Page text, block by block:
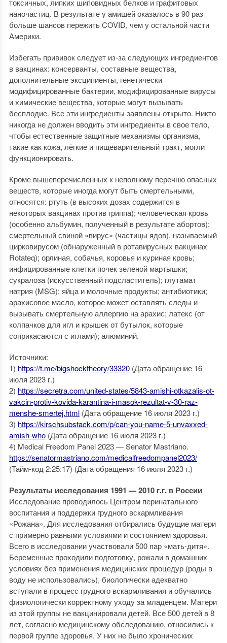
токсичных, липких шиповидных белков и графитовых
наночастиц. В результате у амишей оказалось в 90 раз
больше шансов пережить COVID, чем у остальной части
Америки.
Избегать прививок следует из-за следующих ингредиентов
в вакцинах: консерванты, составные вещества,
дополнительные эксципиенты, генетически
модифицированные бактерии, модифицированные вирусы
и химические вещества, которые могут вызывать
бесплодие. Все эти ингредиенты заявлены открыто. Никто
никогда не должен вводить эти ингредиенты в свое тело,
чтобы естественные защитные механизмы организма,
такие как кожа, лёгкие и пищеварительный тракт, могли
функционировать.
Кроме вышеперечисленных к неполному перечню опасных
веществ, которые иногда могут быть смертельными,
относятся: ртуть (в высоких дозах содержится в
некоторых вакцинах против гриппа); человеческая кровь
(особенно альбумин, полученный в результате абортов);
смертельный свиной «вирус» (частицы ядов), называемый
цирковирусом (обнаруженный в ротавирусных вакцинах
Rotateq); орлиная, собачья, коровья и куриная кровь;
инфицированные клетки почек зеленой мартышки;
сукралоза (искусственный подсластитель); глутамат
натрия (MSG); яйца и молочные продукты; антибиотики;
арахисовое масло, которое может оставлять следы и
вызывать смертельную аллергию на арахис; латекс (от
колпачков для игл и крышек от бутылок, которые
соприкасаются с иглами); алюминий.
Источники:
1) https://t.me/bigshocktheory/33320(Дата обращение 16
июля 2023 г.)
2) https://secretra.com/united-states/5843-amishi-otkazalis-ot-
vakcin-protiv-kovida-karantina-i-masok-rezultat-v-30-raz-
menshe-smertej.html(Дата обращение 16 июля 2023 г.)
3) https://kirschsubstack.com/p/can-you-name-5-unvaxxed-
amish-who(Дата обращение 16 июля 2023 г.)
4) Medical Freedom Panel 2023 — Senator Mastriano.
https://senatormastriano.com/medicalfreedompanel2023/
(Тайм-код 2:25:17) (Дата обращения 16 июля 2023 г.)
Результаты исследования 1991 — 2010 г.г. в России
Исследование проводилось Центром перинатального
воспитания и поддержки грудного вскармливания
«Рожана». Для исследования отбирались будущие матери
с примерно равными условиями и состоянием здоровья.
Всего в исследовании участвовали 500 пар «мать-дитя».
Беременные проходили подготовку, рожали в домашних
условиях без применения медицинских процедур (роды в
воду не использовались), биологически адекватно
вступали в процесс грудного вскармливания и обучались
физиологически корректному уходу за младенцем. Матери
из этой группы не вакцинировали детей. Все 500 детей в 8
лет, согласно медицинскому обследованию, относились к
первой группе здоровья. У них не было хронических